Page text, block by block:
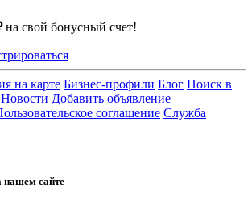
на свой бонусный счет!
на карте Бизнес-профили Блог Поиск в
Новости Добавить объявление
соглашение Служба
нашем сайте